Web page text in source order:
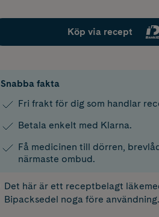
Köp via recept
Snabba fakta
Fri frakt för dig som handlar
Betala enkelt med Klarna.
Få medicinen till dörren,
närmaste ombud.
Det här är ett receptbelagt
Bipacksedel noga före användning.